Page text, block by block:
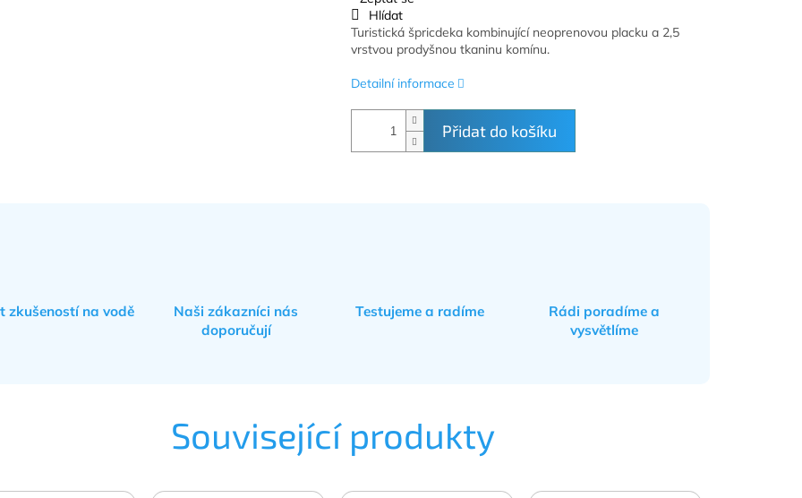
Přidat do košíku
Turistická špricdeka kombinující neoprenovou placku a 2,5
vrstvou prodyšnou tkaninu komínu.
Detailní informace
Hlídat
zkušeností na vodě
Naši zákazníci nás
doporučují
Testujeme a radíme
Rádi poradíme a
vysvětlíme
Související produkty